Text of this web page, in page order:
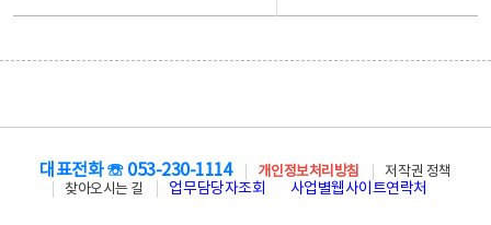
대표전화 ☏ 053-230-1114 개인정보처리방침
저작권 정책
찾아오시는 길
업무담당자조회 사업별웹사이트연락처